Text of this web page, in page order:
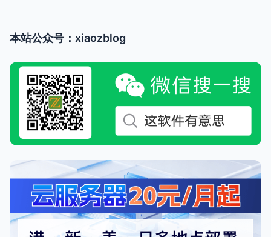
本站公众号：xiaozblog